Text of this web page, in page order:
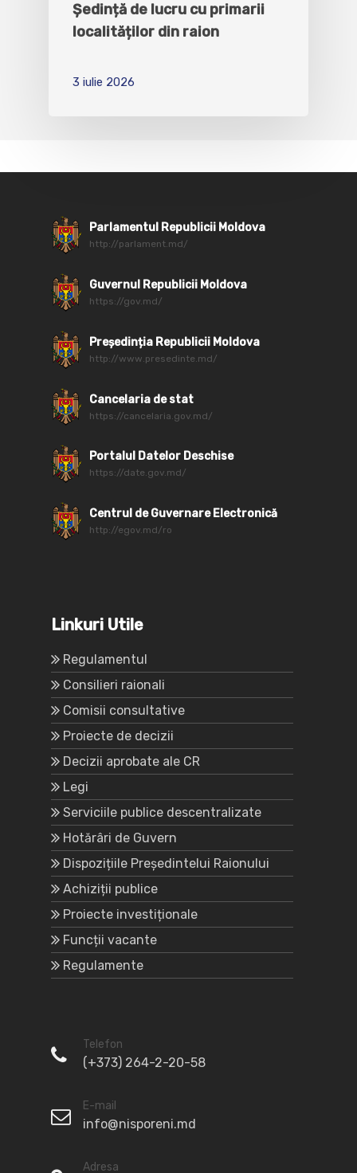
Ședință de lucru cu primarii
localităților din raion
3 iulie 2026
Parlamentul Republicii Moldova
http://parlament.md/
Guvernul Republicii Moldova
https://gov.md/
Președinția Republicii Moldova
http://www.presedinte.md/
Cancelaria de stat
https://cancelaria.gov.md/
Portalul Datelor Deschise
https://date.gov.md/
Centrul de Guvernare Electronică
http://egov.md/ro
Linkuri Utile
Regulamentul
Consilieri raionali
Comisii consultative
Proiecte de decizii
Decizii aprobate ale CR
Legi
Serviciile publice descentralizate
Hotărâri de Guvern
Dispozițiile Președintelui Raionului
Achiziții publice
Proiecte investiționale
Funcții vacante
Regulamente
Telefon
(+373) 264-2-20-58
E-mail
info@nisporeni.md
Adresa